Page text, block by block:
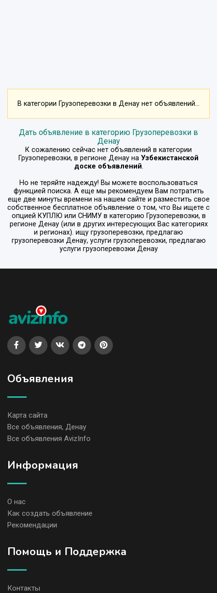
В категории Грузоперевозки в Денау нет объявлений...
Дать объявление в категорию Грузоперевозки в
Денау
К сожалению сейчас нет объявлений в категории
Грузоперевозки, в регионе Денау на Узбекистанской
доске объявлений.
Но не теряйте надежду! Вы можете воспользоваться
функцией поиска. А еще мы рекомендуем Вам потратить
еще две минуты времени на нашем сайте и разместить свое
собственное бесплатное объявление о том, что Вы ищете с
опцией КУПЛЮ или СНИМУв категорию Грузоперевозки, в
регионе Денау(или в других интересующих Вас категориях
и регионах). ищу грузоперевозки, предлагаю
грузоперевозки Денау, услуги грузоперевозки, предлагаю
услуги грузоперевозки Денау
Объявления
Карта сайта
Все объявления, Денау
Все объявления AvizInfo
Информация
О нас
Как создать объявление
Рекомендации
Помощь и Поддержка
Контакты